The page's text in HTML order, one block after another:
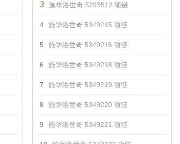
3 施华洛世奇 5293512 项链
4 施华洛世奇 5349215 项链
5 施华洛世奇 5349216 项链
6 施华洛世奇 5349218 项链
7 施华洛世奇 5349219 项链
8 施华洛世奇 5349220 项链
9 施华洛世奇 5349221 项链